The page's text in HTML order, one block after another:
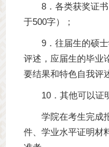
8．各类获奖证
于500字）；
9．往届生的硕
评述，应届生的毕业
要结果和特色自我评
10．其他可以证
学院在考生完成
件、学业水平证明材